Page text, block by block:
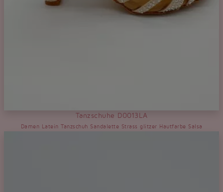
Tanzschuhe D0013LA
Damen Latein Tanzschuh Sandalette Strass glitzer Hautfarbe Salsa